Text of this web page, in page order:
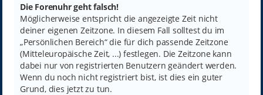
Die Forenuhr geht falsch!
Möglicherweise entspricht die angezeigte Zeit nicht
deiner eigenen Zeitzone. In diesem Fall solltest du im
„Persönlichen Bereich“ die für dich passende Zeitzone
(Mitteleuropäische Zeit, ...) festlegen. Die Zeitzone kann
dabei nur von registrierten Benutzern geändert werden.
Wenn du noch nicht registriert bist, ist dies ein guter
Grund, dies jetzt zu tun.